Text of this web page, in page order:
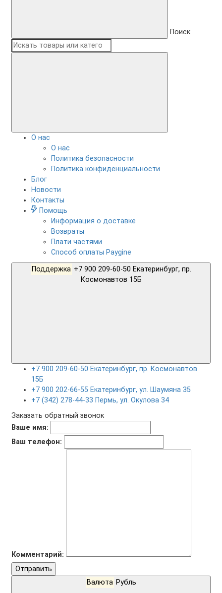
Поиск
О нас
О нас
Политика безопасности
Политика конфиденциальности
Блог
Новости
Контакты
Помощь
Информация о доставке
Возвраты
Плати частями
Способ оплаты Paygine
Поддержка +7 900 209-60-50 Екатеринбург, пр.
+7 900 209-60-50 Екатеринбург, пр. Космонавтов
15Б
+7 900 202-66-55 Екатеринбург, ул. Шаумяна 35
+7 (342) 278-44-33 Пермь, ул. Окулова 34
Заказать обратный звонок
Ваше имя:
Ваш телефон:
Комментарий:
Отправить
Валюта Рубль